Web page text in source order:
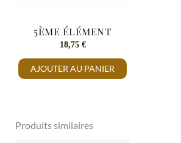
5ème élément
18,75 €
AJOUTER AU PANIER
Produits similaires